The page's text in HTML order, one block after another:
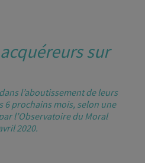
sur
l’aboutissement de leurs
6 prochains mois, selon une
l’Observatoire du Moral
2020.